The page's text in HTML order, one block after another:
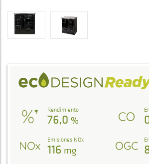
Rendimiento
76,0 %
Emisiones NOx
116 mg